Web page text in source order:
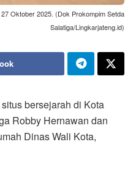
Oktober 2025. (Dok Prokompim Setda
Salatiga/Lingkarjateng.id)
bersejarah di Kota
Robby Hernawan dan
Dinas Wali Kota,